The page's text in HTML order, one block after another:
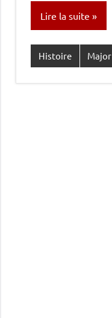
Lire la suite
Histoire Major